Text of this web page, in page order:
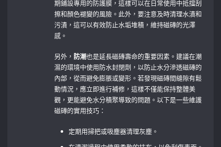
期鋪設專用的防護膜，這樣可以在日常使用中抵擋刮
擦和顏色褪變的風險。此外，要注意及時清理水漬和
污漬，這可以有效防止水垢堆積，維持磁磚的光澤
感。
另外， 防潮也是延長磁磚壽命的重要因素。建議在潮
濕的環境中使用防水封閉劑，以防止水分滲透磁磚的
內部，從而避免膨脹或變形。若發現磁磚間縫隙有鬆
動情況，應立即進行補修，這樣不僅能保持整體美
觀，更能避免水分積聚導致的問題。以下是一些維護
磁磚的實用技巧：
定期用掃把或吸塵器清理灰塵。